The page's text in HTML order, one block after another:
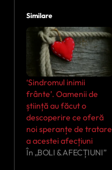
Similare
‘Sindromul inimii
frânte’. Oamenii de
știință au făcut o
descoperire ce oferă
noi speranțe de tratare
a acestei afecțiuni
În „BOLI & AFECȚIUNI”